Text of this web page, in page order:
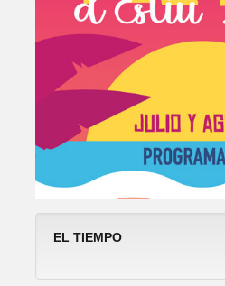
EL TIEMPO